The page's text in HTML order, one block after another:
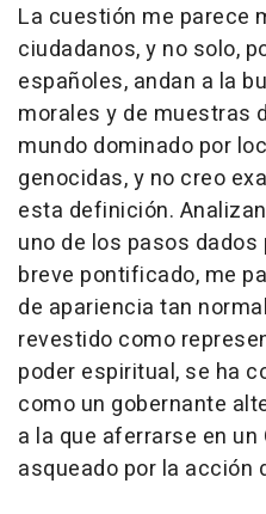
La cuestión me parece
ciudadanos, y no solo,
españoles, andan a la
morales y de muestras
mundo dominado por
genocidas, y no creo
esta definición.
uno de los pasos
breve pontificado, me
de apariencia tan
revestido como
poder espiritual, se ha
como un gobernante
a la que aferrarse en
asqueado por la acción